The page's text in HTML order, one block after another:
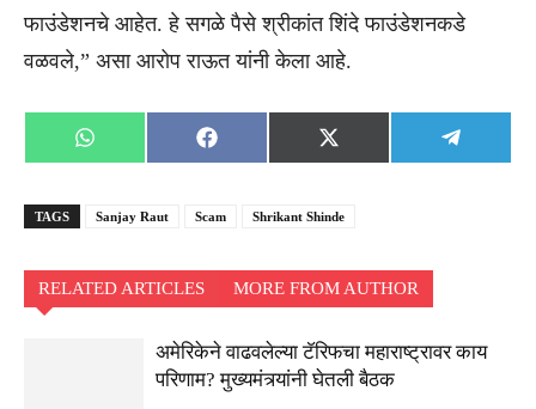
फाउंडेशनचे आहेत. हे सगळे पैसे श्रीकांत शिंदे फाउंडेशनकडे
वळवले,” असा आरोप राऊत यांनी केला आहे.
Share
on
WhatsApp
Share
on
Facebook
Share
on
X
(Twitter)
Share
on
TAGS Sanjay Raut Scam Shrikant Shinde
RELATED ARTICLES MORE FROM AUTHOR
अमेरिकेने वाढवलेल्या टॅरिफचा महाराष्ट्रावर काय
परिणाम? मुख्यमंत्र्यांनी घेतली बैठक